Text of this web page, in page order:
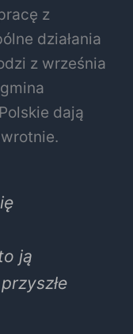
z
działania
z września
dają
ją